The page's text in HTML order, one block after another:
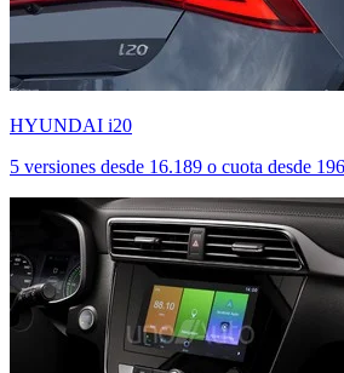
HYUNDAI i20
5 versiones desde 16.189 o cuota desde